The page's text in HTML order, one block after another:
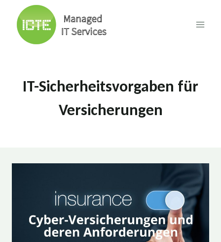
content
IT-Sicherheitsvorgaben für
Versicherungen